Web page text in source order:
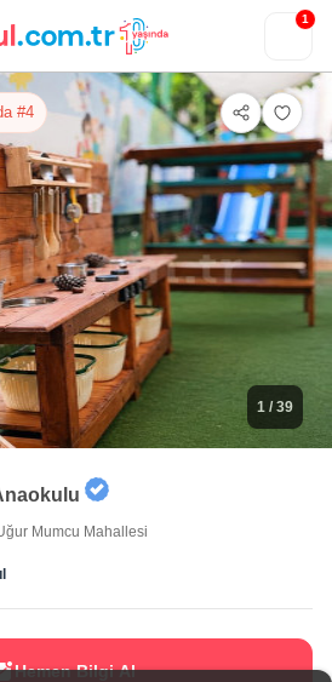
1
#4
1 / 39
Mumcu Mahallesi
Hemen Bilgi Al